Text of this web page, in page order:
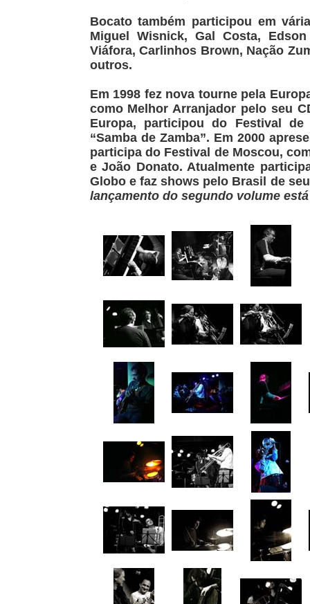
Bocato também participou em
Miguel Wisnick, Gal Costa,
Viáfora, Carlinhos Brown, Nação
outros.
Em 1998 fez nova tourne pela
como Melhor Arranjador pelo seu
Europa, participou do Festival
“Samba de Zamba”. Em 2000
participa do Festival de Moscou,
e João Donato. Atualmente
Globo e faz shows pelo Brasil de
lançamento do segundo volume